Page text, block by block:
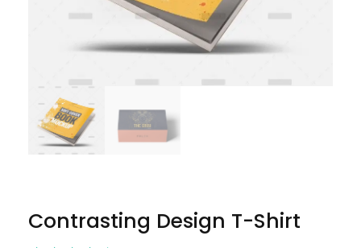
Contrasting Design T-Shirt